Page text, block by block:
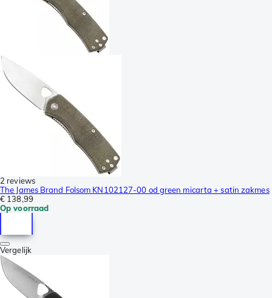
2 reviews
The James Brand Folsom KN102127-00 od green micarta + satin zakmes
€ 138,99
Op voorraad
Vergelijk